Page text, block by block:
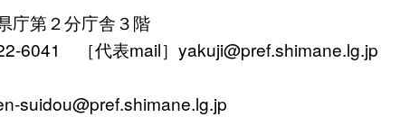
庁第２分庁舎３階
6041 ［代表mail］yakuji@pref.shimane.lg.jp